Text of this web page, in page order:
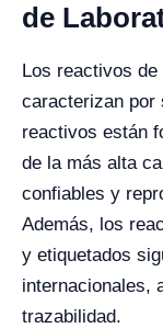
de
Los reactivos
caracterizan por
reactivos están
de la más alta
confiables y
Además, los
y etiquetados
internacionales,
trazabilidad.